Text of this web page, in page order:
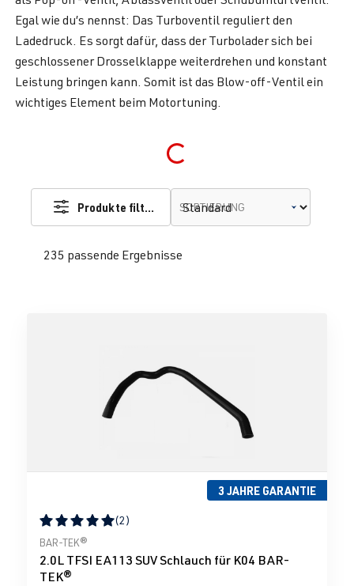
Egal wie du’s nennst: Das Turboventil reguliert den
Ladedruck. Es sorgt dafür, dass der Turbolader sich bei
geschlossener Drosselklappe weiterdrehen und konstant
Leistung bringen kann. Somit ist das Blow-off-Ventil ein
wichtiges Element beim Motortuning.
Loading...
235 passende Ergebnisse
Produkte filtern SORTIERUNG
3 JAHRE GARANTIE
Durchschnittliche Bewertung von 5 von 5 Sternen
(2)
BAR-TEK®
2.0L TFSI EA113 SUV Schlauch für K04 BAR-
TEK®